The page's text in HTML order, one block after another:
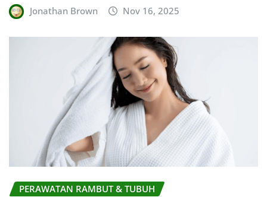
Jonathan Brown Nov 16, 2025
PERAWATAN RAMBUT & TUBUH